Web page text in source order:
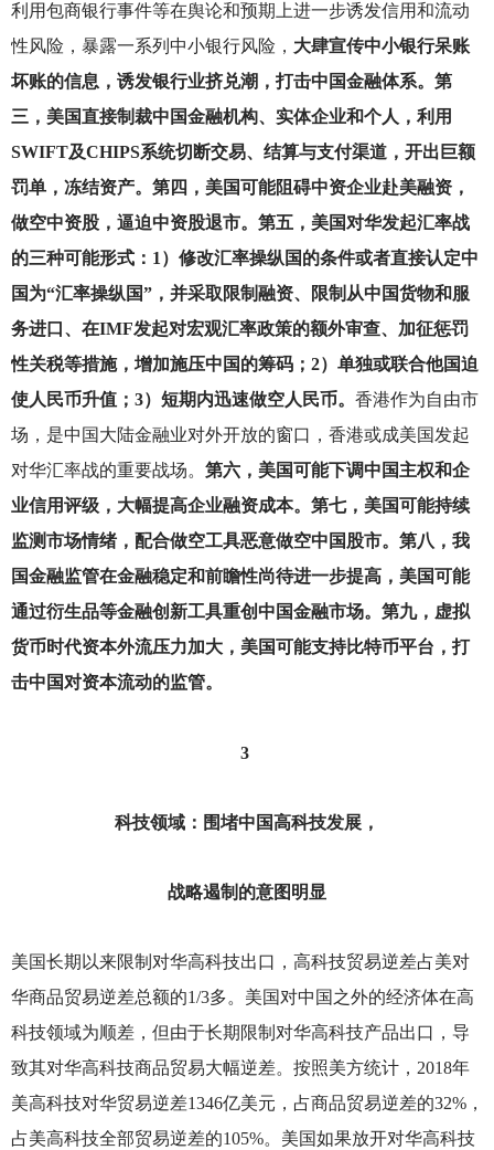
利用包商银行事件等在舆论和预期上进一步诱发信用和流动
性风险，暴露一系列中小银行风险， 大肆宣传中小银行呆账
坏账的信息，诱发银行业挤兑潮，打击中国金融体系。第
三，美国直接制裁中国金融机构、实体企业和个人，利用
SWIFT及CHIPS系统切断交易、结算与支付渠道，开出巨额
罚单，冻结资产。第四，美国可能阻碍中资企业赴美融资，
做空中资股，逼迫中资股退市。第五，美国对华发起汇率战
的三种可能形式：1）修改汇率操纵国的条件或者直接认定中
国为“汇率操纵国”，并采取限制融资、限制从中国货物和服
务进口、在IMF发起对宏观汇率政策的额外审查、加征惩罚
性关税等措施，增加施压中国的筹码；2）单独或联合他国迫
使人民币升值；3）短期内迅速做空人民币。 香港作为自由市
场，是中国大陆金融业对外开放的窗口，香港或成美国发起
对华汇率战的重要战场。 第六，美国可能下调中国主权和企
业信用评级，大幅提高企业融资成本。第七，美国可能持续
监测市场情绪，配合做空工具恶意做空中国股市。第八，我
国金融监管在金融稳定和前瞻性尚待进一步提高，美国可能
通过衍生品等金融创新工具重创中国金融市场。第九，虚拟
货币时代资本外流压力加大，美国可能支持比特币平台，打
击中国对资本流动的监管。
3
科技领域：围堵中国高科技发展，
战略遏制的意图明显
美国长期以来限制对华高科技出口，高科技贸易逆差占美对
华商品贸易逆差总额的1/3多。美国对中国之外的经济体在高
科技领域为顺差，但由于长期限制对华高科技产品出口，导
致其对华高科技商品贸易大幅逆差。按照美方统计，2018年
美高科技对华贸易逆差1346亿美元，占商品贸易逆差的32%，
占美高科技全部贸易逆差的105%。美国如果放开对华高科技